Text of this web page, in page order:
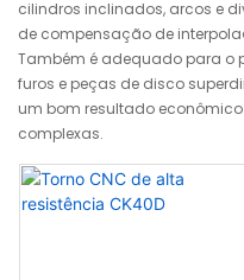
cilindros inclinados, arcos e
de compensação de
Também é adequado para o
furos e peças de disco
um bom resultado
complexas.